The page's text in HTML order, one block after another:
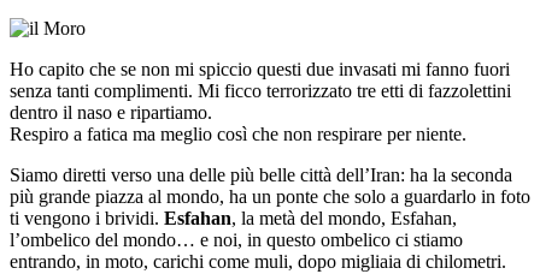
Ho capito che se non mi spiccio questi due invasati mi fanno fuori
senza tanti complimenti. Mi ficco terrorizzato tre etti di fazzolettini
dentro il naso e ripartiamo.
Respiro a fatica ma meglio così che non respirare per niente.
Siamo diretti verso una delle più belle città dell’Iran: ha la seconda
più grande piazza al mondo, ha un ponte che solo a guardarlo in foto
ti vengono i brividi. Esfahan, la metà del mondo, Esfahan,
l’ombelico del mondo… e noi, in questo ombelico ci stiamo
entrando, in moto, carichi come muli, dopo migliaia di chilometri.